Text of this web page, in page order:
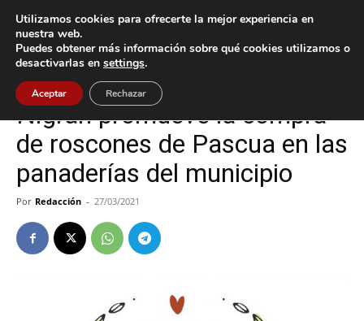
Inicio Nigrán
Nigrán
Nigrán promueve la compra
de roscones de Pascua en las
panaderías del municipio
Por Redacción - 27/03/2021
Utilizamos cookies para ofrecerte la mejor experiencia en
nuestra web.
Puedes obtener más información sobre qué cookies utilizamos o
desactivarlas en settings.
Aceptar Rechazar